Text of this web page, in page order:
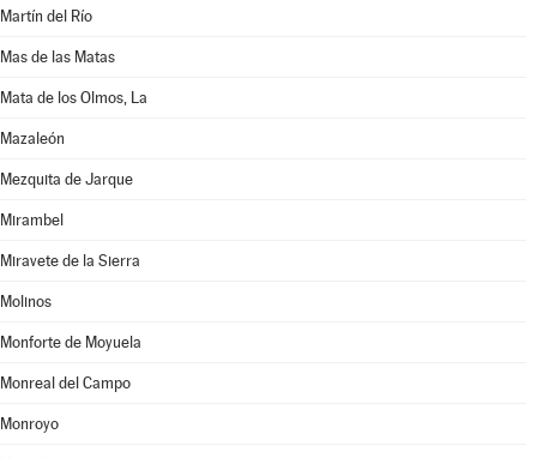
Martín del Río
Mas de las Matas
Mata de los Olmos, La
Mazaleón
Mezquita de Jarque
Mirambel
Miravete de la Sierra
Molinos
Monforte de Moyuela
Monreal del Campo
Monroyo